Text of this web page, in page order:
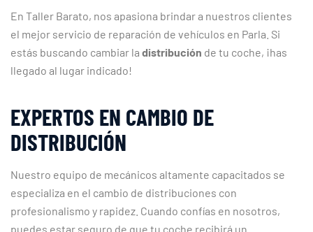
En Taller Barato, nos apasiona brindar a nuestros clientes
el mejor servicio de reparación de vehículos en Parla. Si
estás buscando cambiar la distribución de tu coche, ¡has
llegado al lugar indicado!
EXPERTOS EN CAMBIO DE
DISTRIBUCIÓN
Nuestro equipo de mecánicos altamente capacitados se
especializa en el cambio de distribuciones con
profesionalismo y rapidez. Cuando confías en nosotros,
puedes estar seguro de que tu coche recibirá un